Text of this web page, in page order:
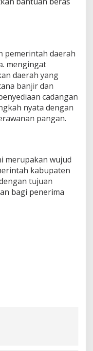
pemerintah daerah
mengingat
daerah yang
banjir dan
cadangan
nyata dengan
pangan.
merupakan wujud
kabupaten
tujuan
bagi penerima